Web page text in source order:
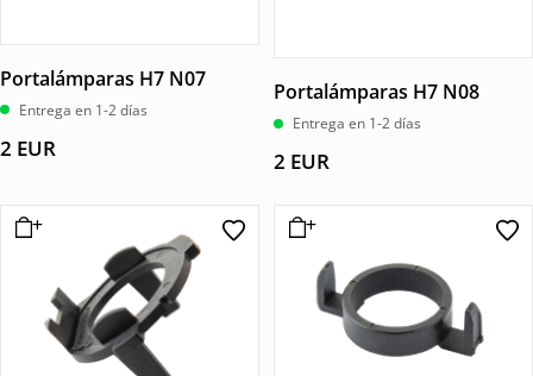
Portalámparas H7 N07
Entrega en 1-2 días
2 EUR
Portalámparas H7 N08
Entrega en 1-2 días
2 EUR